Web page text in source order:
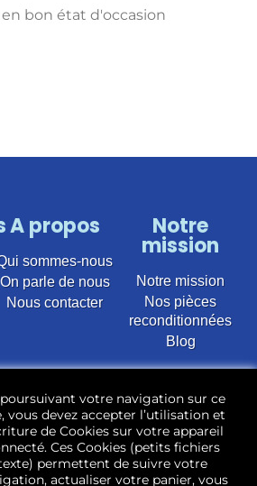
bon état d'occasion
A propos
sommes-nous
On parle de nous
Nous contacter
Notre
mission
Notre mission
Nos pièces
reconditionnées
Blog
marques et modèles. Plus de
(Lave-linge, Sèche-linge, Lave-
Fours, Cuisinières, Plaques de
Congélateurs, aspirateurs,
LCD, Plasma, Téléviseur.)
votre navigation sur ce
vous devez accepter l’utilisation et
de Cookies sur votre appareil
Ces Cookies (petits fichiers
permettent de suivre votre
actualiser votre panier, vous